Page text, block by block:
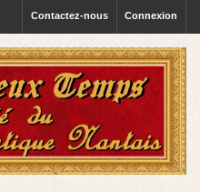
Connexion
Contactez-nous